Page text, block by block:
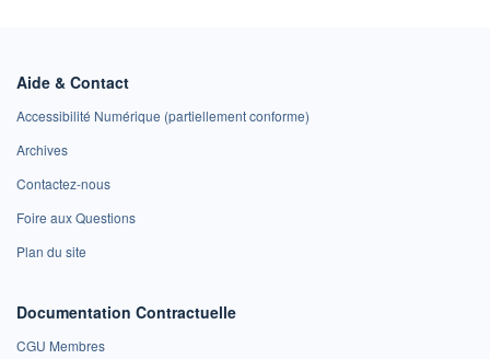
Aide & Contact
Accessibilité Numérique (partiellement conforme)
Archives
Contactez-nous
Foire aux Questions
Plan du site
Documentation Contractuelle
CGU Membres